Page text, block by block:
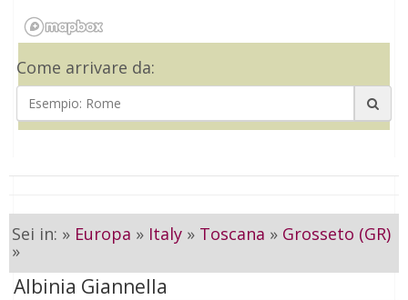
Come arrivare da:
Sei in: » Europa » Italy » Toscana » Grosseto (GR)
»
Albinia Giannella